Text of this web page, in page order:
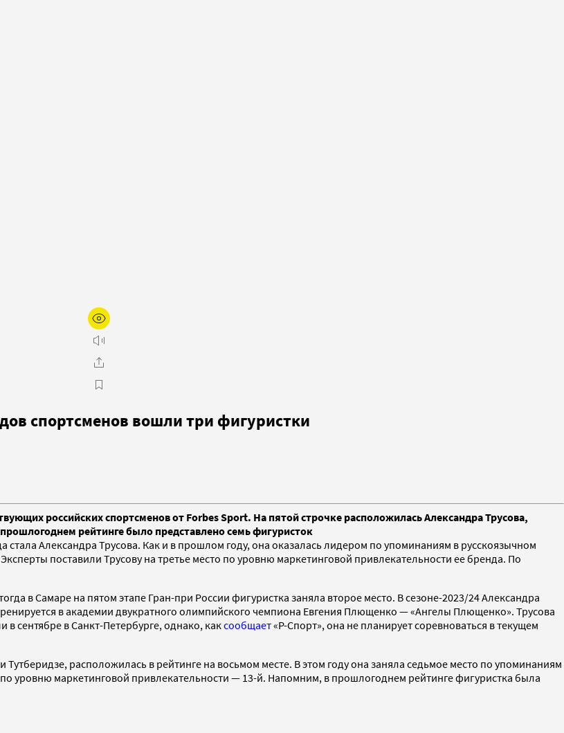
спортсменов вошли три фигуристки
российских спортсменов от Forbes Sport. На пятой строчке расположилась Александра Трусова,
рейтинге было представлено семь фигуристок
Александра Трусова. Как и в прошлом году, она оказалась лидером по упоминаниям в русскоязычном
поставили Трусову на третье место по уровню маркетинговой привлекательности ее бренда. По
в Самаре на пятом этапе Гран-при России фигуристка заняла второе место. В сезоне-2023/24 Александра
в академии двукратного олимпийского чемпиона Евгения Плющенко — «Ангелы Плющенко». Трусова
сентябре в Санкт-Петербурге, однако, каксообщает«Р-Спорт», она не планирует соревноваться в текущем
расположилась в рейтинге на восьмом месте. В этом году она заняла седьмое место по упоминаниям
уровню маркетинговой привлекательности — 13-й. Напомним, в прошлогоднем рейтинге фигуристка была